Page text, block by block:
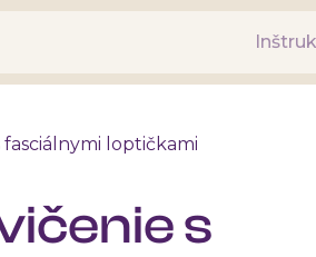
fasciálnymi loptičkami
s